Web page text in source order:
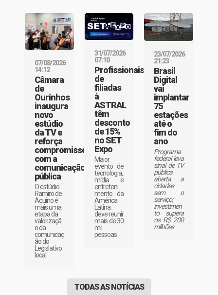
07/08/2026
14:12
Câmara
de
Ourinhos
inaugura
novo
estúdio
da TV e
reforça
compromisso
com a
comunicação
pública
O estúdio
Ramiro de
Aquino é
mais uma
etapa da
valorizaçã
o da
comunicaç
ão do
Legislativo
local
31/07/2026
07:10
Profissionais
de
filiadas
à
ASTRAL
têm
desconto
de 15%
no SET
Expo
Maior
evento de
tecnologia,
mídia e
entreteni
mento da
América
Latina
deve reunir
mais de 30
mil
pessoas
23/07/2026
21:23
Brasil
Digital
vai
implantar
75
estações
até o
fim do
ano
Programa
federal leva
sinal de TV
pública
aberta a
cidades
sem o
serviço;
investimen
to supera
os R$ 200
milhões
TODAS AS NOTÍCIAS